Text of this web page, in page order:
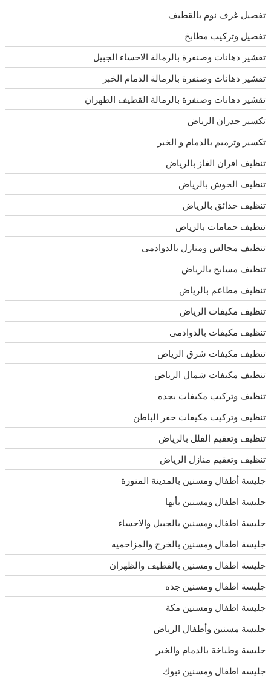
تفصيل غرف نوم بالقطيف
تفصيل وتركيب مطابخ
تقشير دهانات وصنفرة بالرمالة الاحساء الجبيل
تقشير دهانات وصنفرة بالرمالة الدمام الخبر
تقشير دهانات وصنفرة بالرمالة القطيف الظهران
تكسير جدران الرياض
تكسير وترميم بالدمام و الخبر
تنظيف افران الغاز بالرياض
تنظيف الحوش بالرياض
تنظيف حدائق بالرياض
تنظيف حمامات بالرياض
تنظيف مجالس ومنازل بالدوادمى
تنظيف مسابح بالرياض
تنظيف مطاعم بالرياض
تنظيف مكيفات الرياض
تنظيف مكيفات بالدوادمى
تنظيف مكيفات شرق الرياض
تنظيف مكيفات شمال الرياض
تنظيف وتركيب مكيفات بجده
تنظيف وتركيب مكيفات حفر الباطن
تنظيف وتعقيم الفلل بالرياض
تنظيف وتعقيم منازل الرياض
جليسة أطفال ومسنين بالمدينة المنورة
جليسة اطفال ومسنين بأبها
جليسة اطفال ومسنين بالجبيل والاحساء
جليسة اطفال ومسنين بالخرج والمزاحميه
جليسة اطفال ومسنين بالقطيف والظهران
جليسة اطفال ومسنين جده
جليسة اطفال ومسنين مكة
جليسة مسنين وأطفال الرياض
جليسة وطباخة بالدمام والخبر
جليسه اطفال ومسنين تبوك